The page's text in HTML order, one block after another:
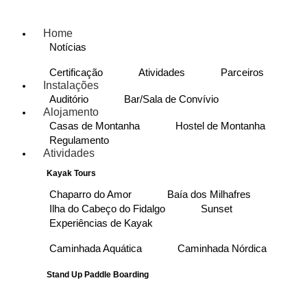
Home
Notícias
Certificação Atividades
Parceiros
Instalações
Auditório
Bar/Sala de Convívio
Alojamento
Casas de Montanha
Hostel de Montanha
Regulamento
Atividades
Kayak Tours
Chaparro do Amor
Baía dos Milhafres
Ilha do Cabeço do Fidalgo
Sunset
Experiências de Kayak
Caminhada Aquática Caminhada Nórdica
Stand Up Paddle Boarding